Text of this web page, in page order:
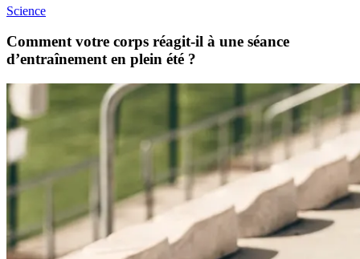
Science
Comment votre corps réagit-il à une séance
d’entraînement en plein été ?